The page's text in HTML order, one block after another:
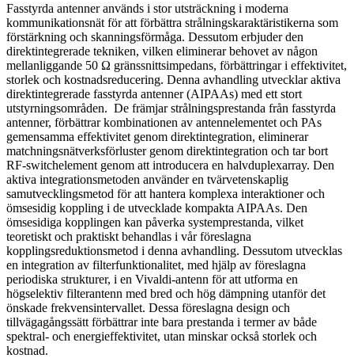
Fasstyrda antenner används i stor utsträckning i moderna
kommunikationsnät för att förbättra strålningskaraktäristikerna som
förstärkning och skanningsförmåga. Dessutom erbjuder den
direktintegrerade tekniken, vilken eliminerar behovet av någon
mellanliggande 50 Ω gränssnittsimpedans, förbättringar i effektivitet,
storlek och kostnadsreducering. Denna avhandling utvecklar aktiva
direktintegrerade fasstyrda antenner (AIPAAs) med ett stort
utstyrningsområden. De främjar strålningsprestanda från fasstyrda
antenner, förbättrar kombinationen av antennelementet och PAs
gemensamma effektivitet genom direktintegration, eliminerar
matchningsnätverksförluster genom direktintegration och tar bort
RF-switchelement genom att introducera en halvduplexarray. Den
aktiva integrationsmetoden använder en tvärvetenskaplig
samutvecklingsmetod för att hantera komplexa interaktioner och
ömsesidig koppling i de utvecklade kompakta AIPAAs. Den
ömsesidiga kopplingen kan påverka systemprestanda, vilket
teoretiskt och praktiskt behandlas i vår föreslagna
kopplingsreduktionsmetod i denna avhandling. Dessutom utvecklas
en integration av filterfunktionalitet, med hjälp av föreslagna
periodiska strukturer, i en Vivaldi-antenn för att utforma en
högselektiv filterantenn med bred och hög dämpning utanför det
önskade frekvensintervallet. Dessa föreslagna design och
tillvägagångssätt förbättrar inte bara prestanda i termer av både
spektral- och energieffektivitet, utan minskar också storlek och
kostnad.